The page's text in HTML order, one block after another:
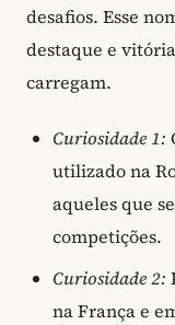
desafios. Esse
destaque e
carregam.
Curiosidade 1:
utilizado na
aqueles que
competições.
Curiosidade 2:
na França e